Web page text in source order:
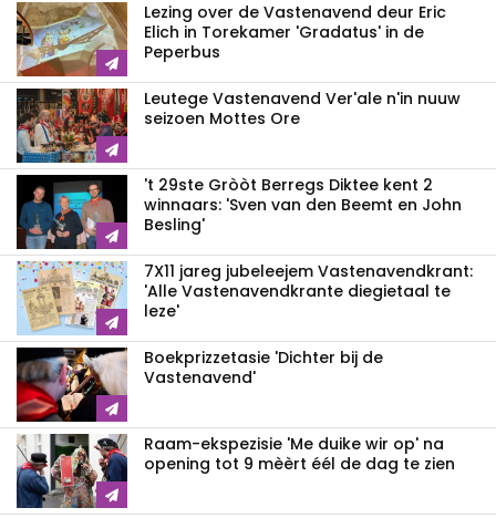
Lezing over de Vastenavend deur Eric
Elich in Torekamer 'Gradatus' in de
Peperbus
Leutege Vastenavend Ver'ale n'in nuuw
seizoen Mottes Ore
't 29ste Gròòt Berregs Diktee kent 2
winnaars: 'Sven van den Beemt en John
Besling'
7X11 jareg jubeleejem Vastenavendkrant:
'Alle Vastenavendkrante diegietaal te
leze'
Boekprizzetasie 'Dichter bij de
Vastenavend'
Raam-ekspezisie 'Me duike wir op' na
opening tot 9 mèèrt éél de dag te zien